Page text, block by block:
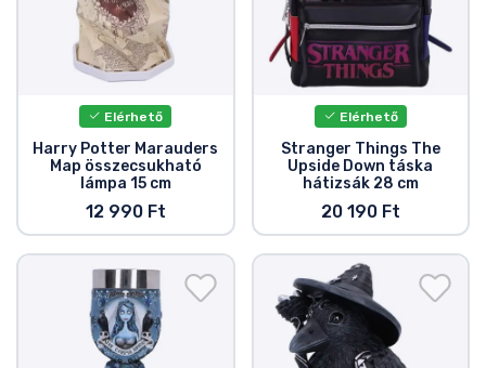
Elérhető
Harry Potter Marauders
Map összecsukható
lámpa 15 cm
12 990 Ft
Elérhető
Stranger Things The
Upside Down táska
hátizsák 28 cm
20 190 Ft